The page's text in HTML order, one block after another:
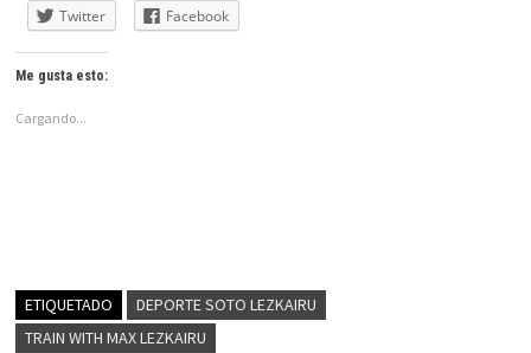
Twitter Facebook
Me gusta esto:
Cargando...
ETIQUETADO
DEPORTE SOTO LEZKAIRU
TRAIN WITH MAX LEZKAIRU